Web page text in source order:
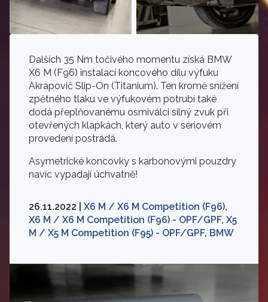
Dalších 35 Nm točivého momentu získá BMW
X6 M (F96) instalací koncového dílu výfuku
Akrapovič Slip-On (Titanium). Ten kromě snížení
zpětného tlaku ve výfukovém potrubí také
dodá přeplňovanému osmiválci silný zvuk při
otevřených klapkách, který auto v sériovém
provedení postrádá.
Asymetrické koncovky s karbonovými pouzdry
navíc vypadají úchvatně!
26.11.2022 | X6 M / X6 M Competition (F96),
X6 M / X6 M Competition (F96) - OPF/GPF, X5
M / X5 M Competition (F95) - OPF/GPF, BMW